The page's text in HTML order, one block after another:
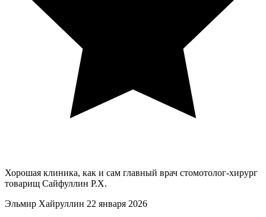
Хорошая клиника, как и сам главный врач стомотолог-хирург
товарищ Сайфуллин Р.Х.
Эльмир Хайруллин 22 января 2026